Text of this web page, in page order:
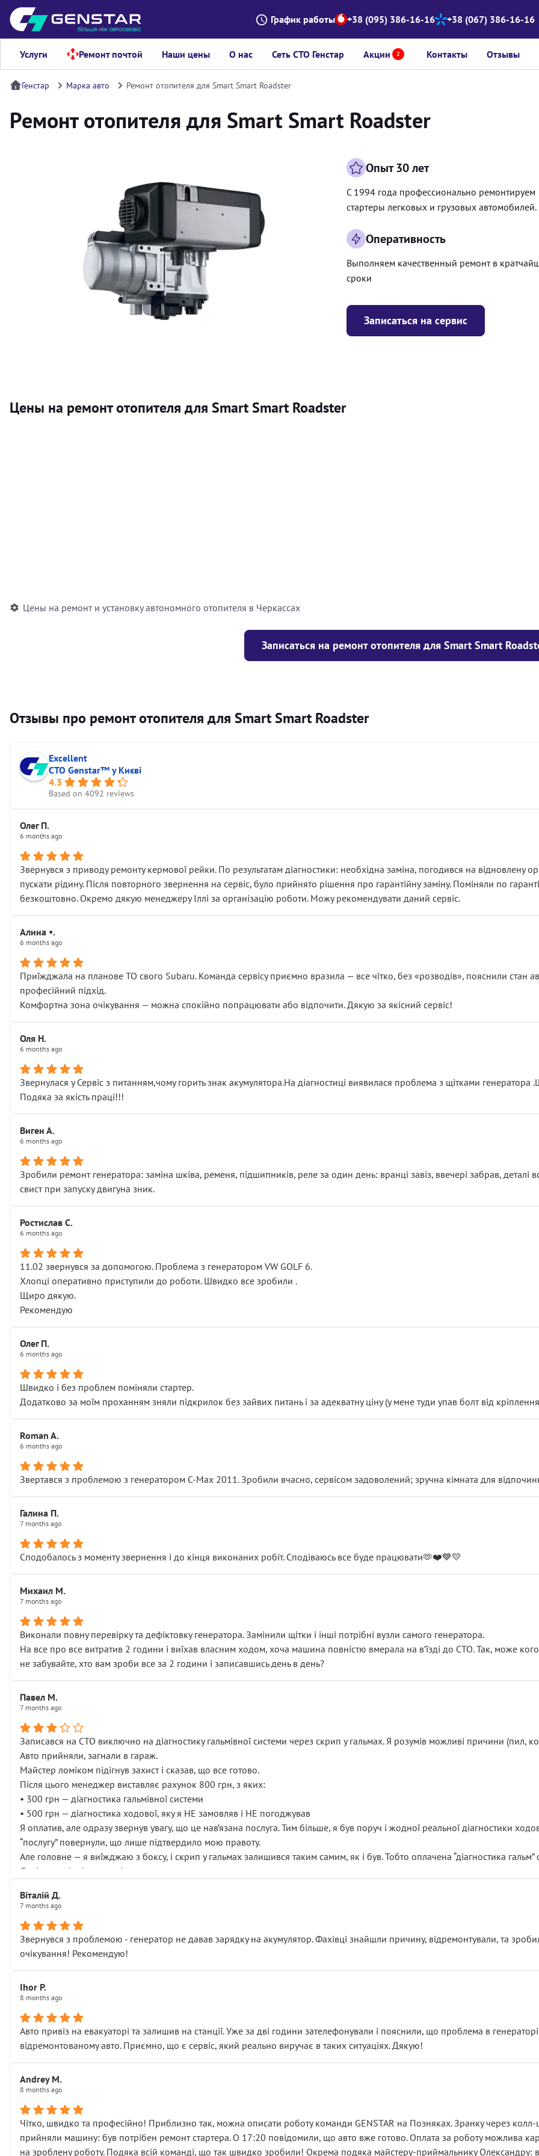
График работы +38 (095) 386-16-16 +38 (067) 386-16-16
Услуги Ремонт почтой Наши цены О нас Сеть СТО Генстар Акции 2 Контакты Отзывы
Генстар Марка авто Ремонт отопителя для Smart Smart Roadster
Ремонт отопителя для Smart Smart Roadster
Записаться на сервис
Опыт 30 лет
С 1994 года профессионально ремонтируем
стартеры легковых и грузовых автомобилей.
Оперативность
Выполняем качественный ремонт в
сроки
Цены на ремонт отопителя для Smart Smart Roadster
Цены на ремонт и установку автономного отопителя в Черкассах
Записаться на ремонт отопителя для Smart Smart
Отзывы про ремонт отопителя для Smart Smart Roadster
Excellent
СТО Genstar™ у Києві
4.3
Based on 4092 reviews
Олег П.
6 months ago
Звернувся з приводу ремонту кермової рейки. По результатам діагностики: необхідна заміна, погодився на відновлену
пускати рідину. Після повторного звернення на сервіс, було прийнято рішення про гарантійну заміну. Поміняли по
безкоштовно. Окремо дякую менеджеру Іллі за організацію роботи. Можу рекомендувати даний сервіс.
Алина •.
6 months ago
Приїжджала на планове ТО свого Subaru. Команда сервісу приємно вразила — все чітко, без «розводів», пояснили стан
професійний підхід.
Комфортна зона очікування — можна спокійно попрацювати або відпочити. Дякую за якісний сервіс!
Оля Н.
6 months ago
Звернулася у Сервіс з питанням,чому горить знак акумулятора.На діагностиці виявилася проблема з щітками
Подяка за якість праці!!!
Виген А.
6 months ago
Зробили ремонт генератора: заміна шківа, ременя, підшипників, реле за один день: вранці завіз, ввечері забрав, деталі
свист при запуску двигуна зник.
Ростислав С.
6 months ago
11.02 звернувся за допомогою. Проблема з генератором VW GOLF 6.
Хлопці оперативно приступили до роботи. Швидко все зробили .
Щиро дякую.
Рекомендую
Олег П.
6 months ago
Швидко і без проблем поміняли стартер.
Додатково за моїм проханням зняли підкрилок без зайвих питань і за адекватну ціну (у мене туди упав болт від
Roman A.
6 months ago
Звертався з проблемою з генератором C-Max 2011. Зробили вчасно, сервісом задоволений; зручна кімната для
Галина П.
7 months ago
Сподобалось з моменту звернення і до кінця виконаних робіт. Сподіваюсь все буде працювати🫶❤️💙💛
Михаил М.
7 months ago
Виконали повну перевірку та дефіктовку генератора. Замінили щітки і інші потрібні вузли самого генератора.
На все про все витратив 2 години і виїхав власним ходом, хоча машина повністю вмерала на вʼїзді до СТО. Так, може
не забувайте, хто вам зроби все за 2 години і записавшись день в день?
Павел М.
7 months ago
Записався на СТО виключно на діагностику гальмівної системи через скрип у гальмах. Я розумів можливі причини (пил,
Авто прийняли, загнали в гараж.
Майстер ломіком підігнув захист і сказав, що все готово.
Після цього менеджер виставляє рахунок 800 грн, з яких:
• 300 грн — діагностика гальмівної системи
• 500 грн — діагностика ходової, яку я НЕ замовляв і НЕ погоджував
Я оплатив, але одразу звернув увагу, що це нав’язана послуга. Тим більше, я був поруч і жодної реальної діагностики
“послугу” повернули, що лише підтвердило мою правоту.
Але головне — я виїжджаю з боксу, і скрип у гальмах залишився таким самим, як і був. Тобто оплачена “діагностика
Далі ситуація тільки погіршилась:
• що біля авто стояти вже не можна
( ну все зняли та доробили) дякую!
Окремий момент, який виглядає абсурдно:
мені заявили, що бачок гальмівної рідини потрібно міняти разом із головним гальмівним циліндром у зборі.
Що прикро — це не перший мій візит. Раніше міняв у вас стартер, і тоді сервіс наче справив хороше враження. Але
пояснили, що це “старі гайки, які відкручували”, і попросили не хвилюватися. ( надіюсь новий власник, не застяг в полі))
Але після нинішнього візиту такі дрібниці вже не здаються дрібницями.
Я — клієнт, який працює на довірі, і саме її цей сервіс серйозно підірвав.
Хотілося б більше:
• прозорості в роботах і рахунках
• реальної діагностики, а не формального “подивились і поїхав”
На жаль, складається враження, що сервіс працює не на якість, а “аби швидше і дорожче”. Саме це і псує загальне
Стосовно комунікації - все добре
Віталій Д.
7 months ago
Звернувся з проблемою - генератор не давав зарядку на акумулятор. Фахівці знайшли причину, відремонтували, та
очікування! Рекомендую!
Ihor P.
8 months ago
Авто привіз на евакуаторі та залишив на станції. Уже за дві години зателефонували і пояснили, що проблема в
відремонтованому авто. Приємно, що є сервіс, який реально виручає в таких ситуаціях. Дякую!
Andrey M.
8 months ago
Чітко, швидко та професійно! Приблизно так, можна описати роботу команди GENSTAR на Позняках. Зранку через колл-
прийняли машину: був потрібен ремонт стартера. О 17:20 повідомили, що авто вже готово. Оплата за роботу можлива
на зроблену роботу. Подяка всій команді, що так швидко зробили! Окрема подяка майстеру-приймальнику Олександру: